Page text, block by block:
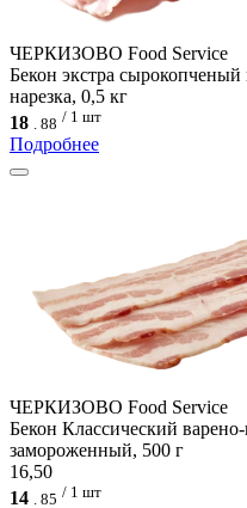
ЧЕРКИЗОВО Food Service
Бекон экстра
нарезка, 0,5 кг
18 . 88 / 1 шт
Подробнее
ЧЕРКИЗОВО Food Service
Бекон Классический
замороженный, 500 г
16,50
14 . 85 / 1 шт